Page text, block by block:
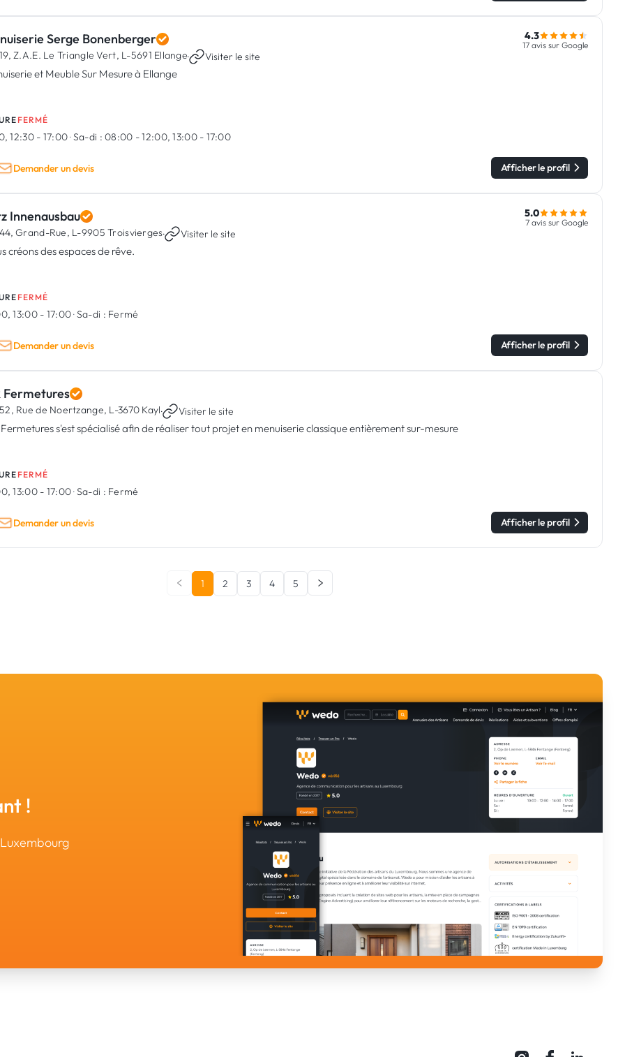
Serge Bonenberger
19, Z.A.E. Le Triangle Vert, L-5691 Ellange· Visiter le site
et Meuble Sur Mesure à Ellange
4.3
17 avis sur Google
FERMÉ
12:30 - 17:00·Sa-di : 08:00 - 12:00, 13:00 - 17:00
Demander un devis Afficher le profil
Innenausbau
44, Grand-Rue, L-9905 Troisvierges· Visiter le site
créons des espaces de rêve.
5.0
7 avis sur Google
FERMÉ
13:00 - 17:00·Sa-di : Fermé
Demander un devis Afficher le profil
Fermetures
52, Rue de Noertzange, L-3670 Kayl· Visiter le site
s'est spécialisé afin de réaliser tout projet en menuiserie classique entièrement sur-mesure
FERMÉ
13:00 - 17:00·Sa-di : Fermé
Demander un devis Afficher le profil
1 2 3 4 5
!